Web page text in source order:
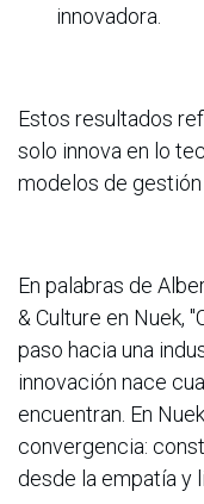
innovadora.
Estos resultados
solo innova en lo
modelos de
En palabras de
& Culture en Nuek,
paso hacia una
innovación nace
encuentran. En
convergencia:
desde la empatía y